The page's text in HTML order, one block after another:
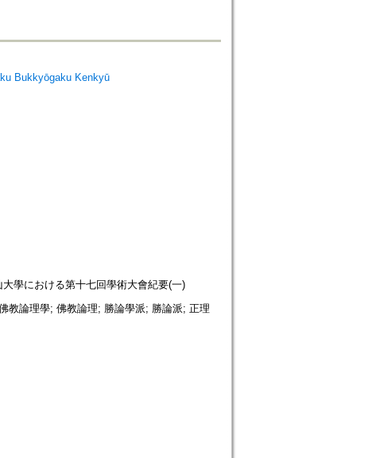
Bukkyōgaku Kenkyū
學における第十七回學術大會紀要(一)
教論理學; 佛教論理; 勝論學派; 勝論派; 正理